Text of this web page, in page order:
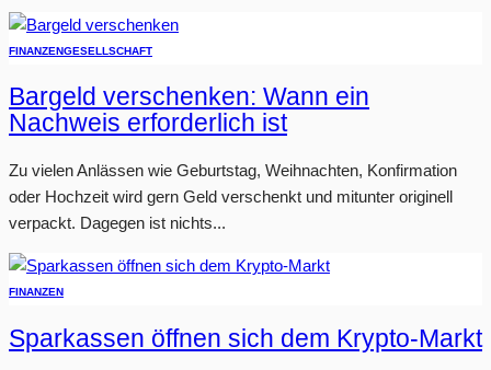
FINANZENGESELLSCHAFT
Bargeld verschenken: Wann ein
Nachweis erforderlich ist
Zu vielen Anlässen wie Geburtstag, Weihnachten, Konfirmation
oder Hochzeit wird gern Geld verschenkt und mitunter originell
verpackt. Dagegen ist nichts...
FINANZEN
Sparkassen öffnen sich dem Krypto-Markt